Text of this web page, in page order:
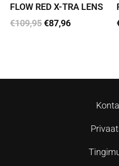
FLOW RED X-TRA LENS
€109,95€87,96